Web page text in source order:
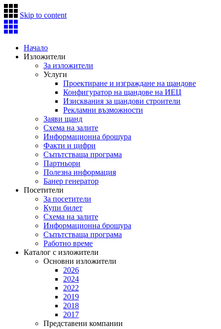
Skip to content
Начало
Изложители
За изложители
Услуги
Проектиране и изграждане на щандове
Конфигуратор на щандове на ИЕЦ
Изисквания за щандови строители
Рекламни възможности
Заяви щанд
Схема на залите
Информационна брошура
Факти и цифри
Съпътстваща програма
Партньори
Полезна информация
Банер генератор
Посетители
За посетители
Купи билет
Схема на залите
Информационна брошура
Съпътстваща програма
Работно време
Каталог с изложители
Основни изложители
2026
2024
2022
2019
2018
2017
Представени компании